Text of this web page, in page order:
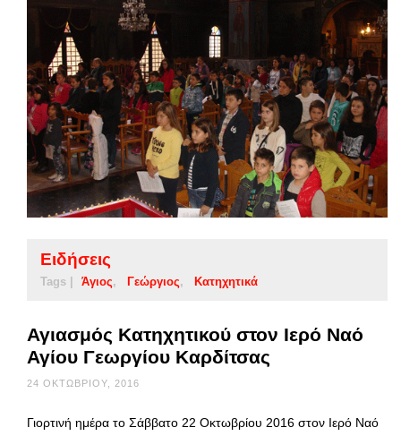
Ειδήσεις
Tags | Άγιος Γεώργιος Κατηχητικά
Αγιασμός Κατηχητικού στον Ιερό Ναό
Αγίου Γεωργίου Καρδίτσας
24 ΟΚΤΩΒΡΊΟΥ, 2016
Γιορτινή ημέρα το Σάββατο 22 Οκτωβρίου 2016 στον Ιερό Ναό